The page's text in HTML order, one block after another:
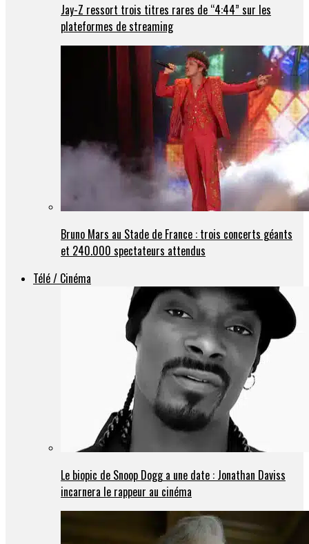
Jay-Z ressort trois titres rares de “4:44” sur les
plateformes de streaming
Bruno Mars au Stade de France : trois concerts géants
et 240.000 spectateurs attendus
Télé / Cinéma
Le biopic de Snoop Dogg a une date : Jonathan Daviss
incarnera le rappeur au cinéma